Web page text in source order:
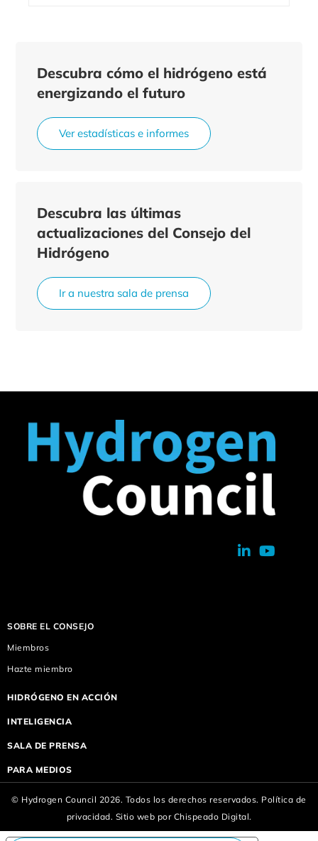
Descubra cómo el hidrógeno está
energizando el futuro
Ver estadísticas e informes
Descubra las últimas
actualizaciones del Consejo del
Hidrógeno
Ir a nuestra sala de prensa
SOBRE EL CONSEJO
Miembros
Hazte miembro
HIDRÓGENO EN ACCIÓN
INTELIGENCIA
SALA DE PRENSA
PARA MEDIOS
© Hydrogen Council 2026. Todos los derechos reservados. Política de
privacidad. Sitio web por Chispeado Digital.